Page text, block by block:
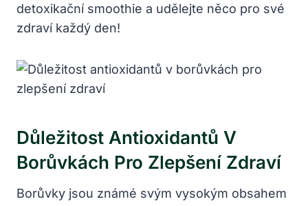
detoxikační smoothie a udělejte ⁣něco pro své
zdraví každý ‍den!
Důležitost Antioxidantů V ​
Borůvkách Pro‍ Zlepšení Zdraví
Borůvky ⁣jsou známé svým vysokým obsahem